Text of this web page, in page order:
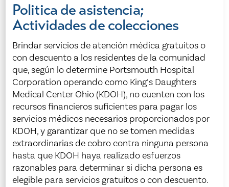
Politica de asistencia;
Actividades de colecciones
Brindar servicios de atención médica gratuitos o
con descuento a los residentes de la comunidad
que, según lo determine Portsmouth Hospital
Corporation operando como King’s Daughters
Medical Center Ohio (KDOH), no cuenten con los
recursos financieros suficientes para pagar los
servicios médicos necesarios proporcionados por
KDOH, y garantizar que no se tomen medidas
extraordinarias de cobro contra ninguna persona
hasta que KDOH haya realizado esfuerzos
razonables para determinar si dicha persona es
elegible para servicios gratuitos o con descuento.